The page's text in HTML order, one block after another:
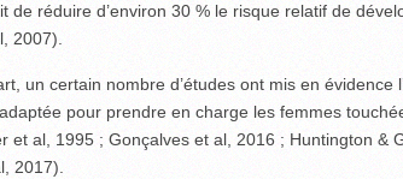
de réduire d’environ 30 % le risque relatif de
2007).
un certain nombre d’études ont mis en évidence
pour prendre en charge les femmes
et al, 1995 ; Gonçalves et al, 2016 ; Huntington &
2017).